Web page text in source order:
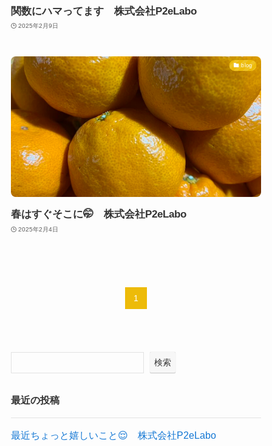
関数にハマってます 株式会社P2eLabo
2025年2月9日
blog
春はすぐそこに🤭 株式会社P2eLabo
2025年2月4日
1
検索
最近の投稿
最近ちょっと嬉しいこと😌 株式会社P2eLabo